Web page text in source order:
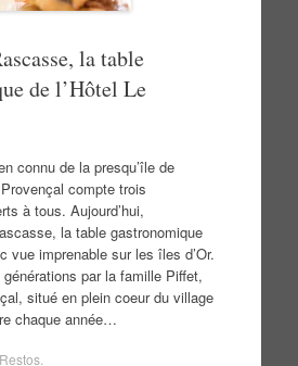
la table
de l’Hôtel Le
connu de la presqu’île de
compte trois
à tous. Aujourd’hui,
la table gastronomique
vue imprenable sur les îles d’Or.
par la famille Piffet,
situé en plein coeur du village
chaque année…
Restos.